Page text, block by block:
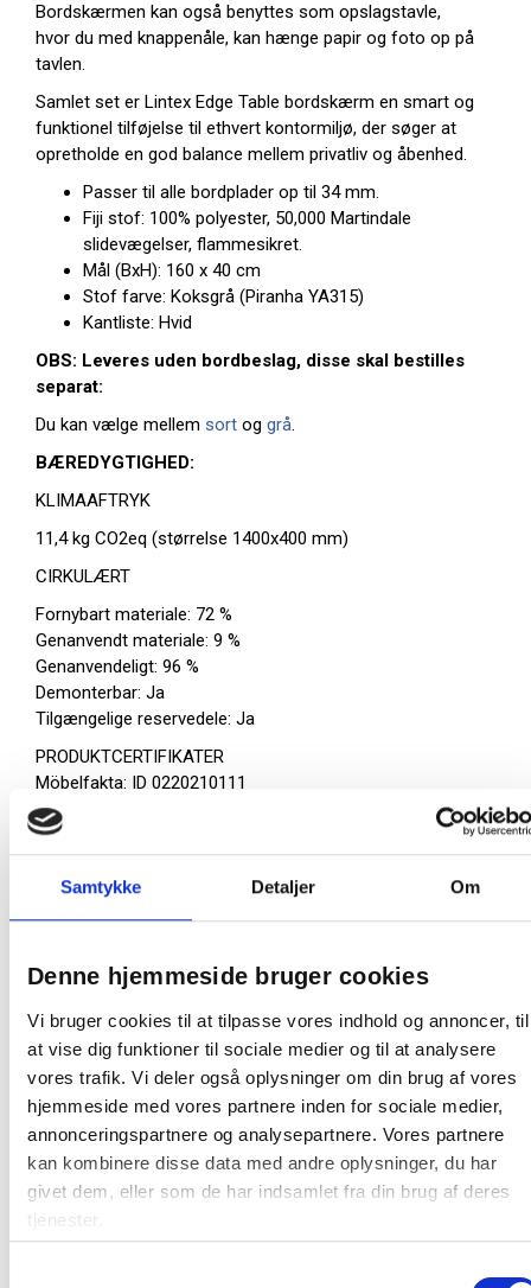
Samtykke Detaljer Om
Denne hjemmeside bruger cookies
Vi bruger cookies til at tilpasse vores indhold og annoncer, til
at vise dig funktioner til sociale medier og til at analysere
vores trafik. Vi deler også oplysninger om din brug af vores
hjemmeside med vores partnere inden for sociale medier,
annonceringspartnere og analysepartnere. Vores partnere
kan kombinere disse data med andre oplysninger, du har
givet dem, eller som de har indsamlet fra din brug af deres
tjenester.
Bordskærmen kan også benyttes som opslagstavle,
hvor du med knappenåle, kan hænge papir og foto op på
tavlen.
Samlet set er Lintex Edge Table bordskærm en smart og
funktionel tilføjelse til ethvert kontormiljø, der søger at
opretholde en god balance mellem privatliv og åbenhed.
Passer til alle bordplader op til 34 mm.
Fiji stof: 100% polyester, 50,000 Martindale
slidevægelser, flammesikret.
Mål (BxH): 160 x 40 cm
Stof farve: Koksgrå (Piranha YA315)
Kantliste: Hvid
OBS: Leveres uden bordbeslag, disse skal bestilles
separat:
Du kan vælge mellem sort og grå.
BÆREDYGTIGHED:
KLIMAAFTRYK
11,4 kg CO2eq (størrelse 1400x400 mm)
CIRKULÆRT
Fornybart materiale: 72 %
Genanvendt materiale: 9 %
Genanvendeligt: 96 %
Demonterbar: Ja
Tilgængelige reservedele: Ja
PRODUKTCERTIFIKATER
Möbelfakta: ID 0220210111
Environmental Product Declaration (EPD International):
S-P-05337
ISO 20189:2018
Tekstil Fiji: Oekotex 100
Kernemateriale: Oekotex 100
VIRKSOMHEDSCERTIFIKATER
Miljøstyringssystem: ISO 14001:2015